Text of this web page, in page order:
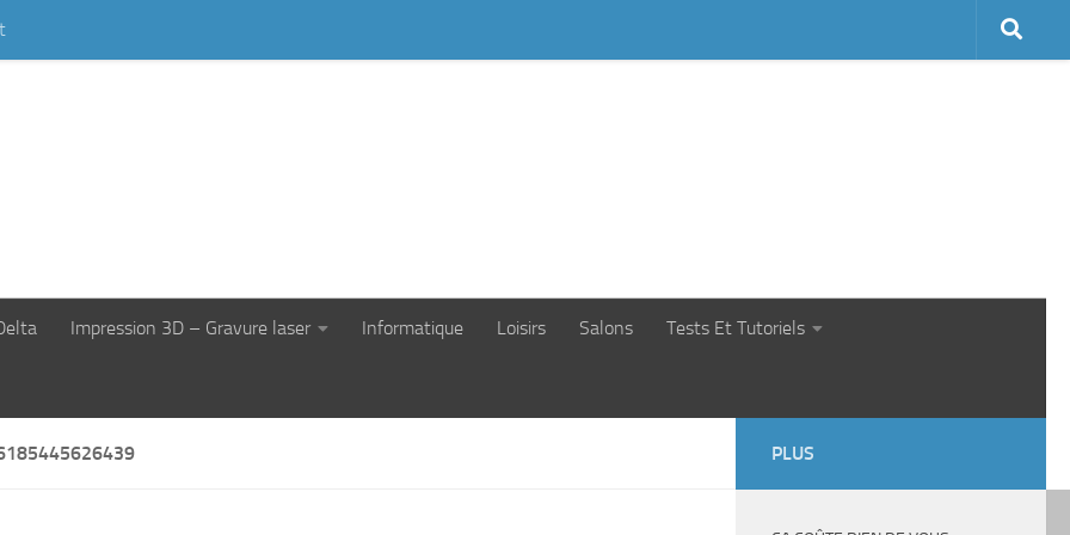
Impression 3D – Gravure laser Informatique Loisirs Salons Tests Et Tutoriels
PLUS